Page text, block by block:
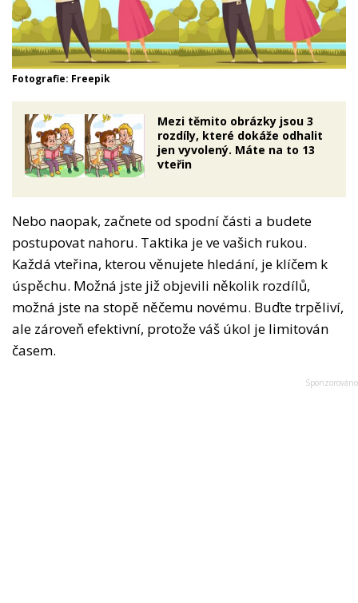
Fotografie: Freepik
Mezi těmito obrázky jsou 3
rozdíly, které dokáže odhalit
jen vyvolený. Máte na to 13
vteřin
Nebo naopak, začnete od spodní části a budete
postupovat nahoru. Taktika je ve vašich rukou.
Každá vteřina, kterou věnujete hledání, je klíčem k
úspěchu. Možná jste již objevili několik rozdílů,
možná jste na stopě něčemu novému. Buďte trpěliví,
ale zároveň efektivní, protože váš úkol je limitován
časem.